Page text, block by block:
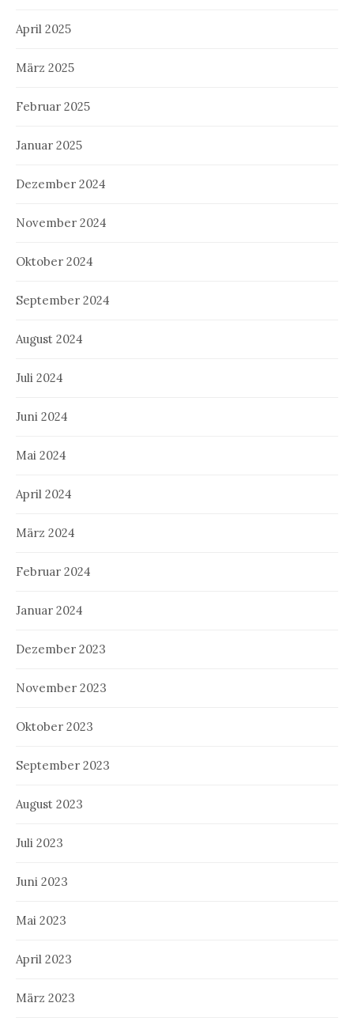
April 2025
März 2025
Februar 2025
Januar 2025
Dezember 2024
November 2024
Oktober 2024
September 2024
August 2024
Juli 2024
Juni 2024
Mai 2024
April 2024
März 2024
Februar 2024
Januar 2024
Dezember 2023
November 2023
Oktober 2023
September 2023
August 2023
Juli 2023
Juni 2023
Mai 2023
April 2023
März 2023